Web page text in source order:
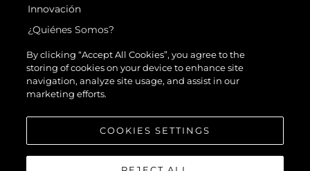
Innovación
¿Quiénes Somos?
El Equipo
Estilo De Vida
Historia
By clicking “Accept All Cookies”, you agree to the
storing of cookies on your device to enhance site
navigation, analyze site usage, and assist in our
marketing efforts.
COOKIES SETTINGS